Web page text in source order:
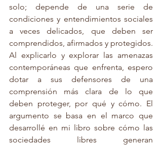
solo; depende de una serie de
condiciones y entendimientos sociales
a veces delicados, que deben ser
comprendidos, afirmados y protegidos.
Al explicarlo y explorar las amenazas
contemporáneas que enfrenta, espero
dotar a sus defensores de una
comprensión más clara de lo que
deben proteger, por qué y cómo. El
argumento se basa en el marco que
desarrollé en mi libro sobre cómo las
sociedades libres generan